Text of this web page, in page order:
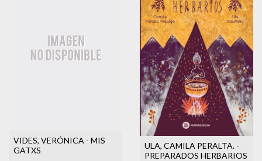
VIDES, VERÓNICA - MIS
GATXS
ULA, CAMILA PERALTA. -
PREPARADOS HERBARIOS